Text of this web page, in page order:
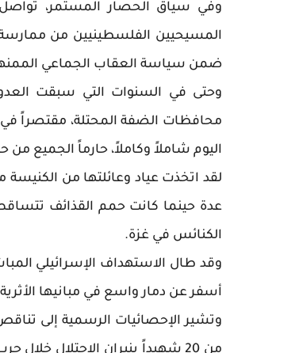
وفي سياق الحصار المستمر، تواصل
المسيحيين الفلسطينيين من
ضمن سياسة العقاب الجماعي
وحتى في السنوات التي سبقت
محافظات الضفة المحتلة، مقتصراً في
اليوم شاملاً وكاملاً، حارماً الجميع من
لقد اتخذت عياد وعائلتها من الكنيسة
عدة حينما كانت حمم القذائف تتساقط
الكنائس في غزة.
وقد طال الاستهداف الإسرائيلي
أسفر عن دمار واسع في مبانيها